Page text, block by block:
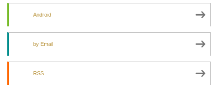
Android
by Email
RSS